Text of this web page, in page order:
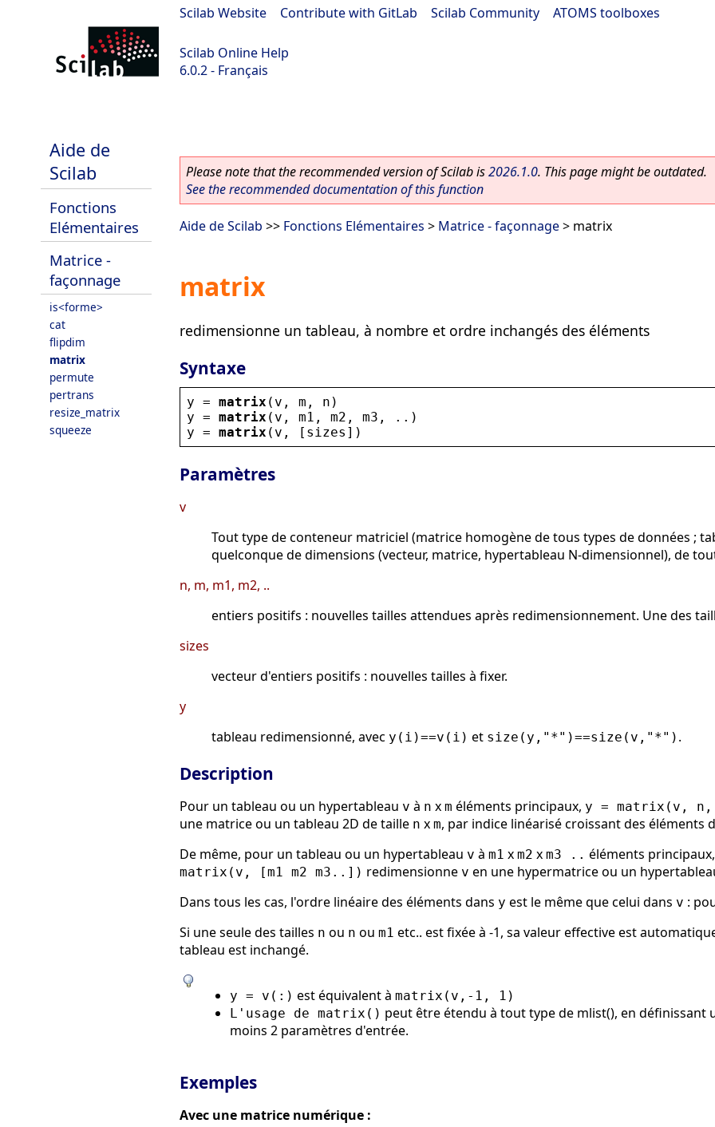
Scilab Website Contribute with GitLab Scilab Community ATOMS toolboxes
Scilab Online Help
6.0.2 - Français
Aide de
Scilab
Fonctions
Elémentaires
Matrice -
façonnage
is<forme>
cat
flipdim
matrix
permute
pertrans
resize_matrix
squeeze
Please note that the recommended version of Scilab is2026.1.0. This page might be outdated.
See the recommended documentation of this function
Aide de Scilab >> Fonctions Elémentaires > Matrice - façonnage> matrix
matrix
redimensionne un tableau, à nombre et ordre inchangés des éléments
Syntaxe
y = matrix ( v , m , n )
y = matrix ( v , m1 , m2 , m3 , ..)
y = matrix ( v , [ sizes ])
Paramètres
v
Tout type de conteneur matriciel (matrice homogène de tous types de données ;
quelconque de dimensions (vecteur, matrice, hypertableau N-dimensionnel), de
n, m, m1, m2, ..
entiers positifs : nouvelles tailles attendues après redimensionnement. Une des
sizes
vecteur d'entiers positifs : nouvelles tailles à fixer.
y
tableau redimensionné, avec y(i)==v(i) et size(y,"*")==size(v,"*") .
Description
Pour un tableau ou un hypertableau v à n x m éléments principaux, y = matrix(v, n,
une matrice ou un tableau 2D de taille n x m, par indice linéarisé croissant des éléments
De même, pour un tableau ou un hypertableau v à m1 x m2 x m3 .. éléments principaux,
matrix(v, [m1 m2 m3..]) redimensionne v en une hypermatrice ou un
Dans tous les cas, l'ordre linéaire des éléments dans y est le même que celui dans v :
Si une seule des tailles n ou n ou m1 etc.. est fixée à -1, sa valeur effective est
tableau est inchangé.
y = v(:) est équivalent à matrix(v,-1, 1)
L'usage de matrix() peut être étendu à tout type de mlist(), en définissant
moins 2 paramètres d'entrée.
Exemples
Avec une matrice numérique :